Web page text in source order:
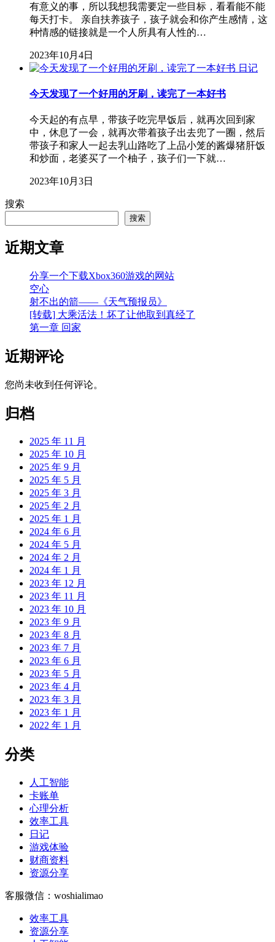
有意义的事，所以我想我需要定一些目标，看看能不能
每天打卡。 亲自扶养孩子，孩子就会和你产生感情，这
种情感的链接就是一个人所具有人性的…
2023年10月4日
日记
今天发现了一个好用的牙刷，读完了一本好书
今天起的有点早，带孩子吃完早饭后，就再次回到家
中，休息了一会，就再次带着孩子出去兜了一圈，然后
带孩子和家人一起去乳山路吃了上品小笼的酱爆猪肝饭
和炒面，老婆买了一个柚子，孩子们一下就…
2023年10月3日
搜索
搜索
近期文章
分享一个下载Xbox360游戏的网站
空心
射不出的箭——《天气预报员》
[转载] 大乘活法！坏了让他取到真经了
第一章 回家
近期评论
您尚未收到任何评论。
归档
2025 年 11 月
2025 年 10 月
2025 年 9 月
2025 年 5 月
2025 年 3 月
2025 年 2 月
2025 年 1 月
2024 年 6 月
2024 年 5 月
2024 年 2 月
2024 年 1 月
2023 年 12 月
2023 年 11 月
2023 年 10 月
2023 年 9 月
2023 年 8 月
2023 年 7 月
2023 年 6 月
2023 年 5 月
2023 年 4 月
2023 年 3 月
2023 年 1 月
2022 年 1 月
分类
人工智能
卡账单
心理分析
效率工具
日记
游戏体验
财商资料
资源分享
客服微信：woshialimao
效率工具
资源分享